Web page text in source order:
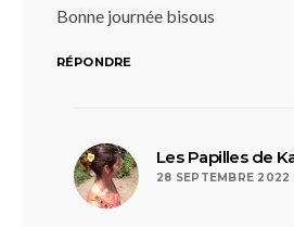
Bonne journée bisous
RÉPONDRE
Les Papilles de
28 SEPTEMBRE 2022